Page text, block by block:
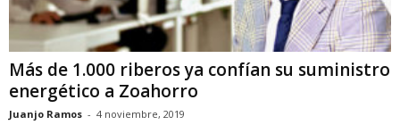
Más de 1.000 riberos ya confían su suministro
energético a Zoahorro
Juanjo Ramos - 4 noviembre, 2019